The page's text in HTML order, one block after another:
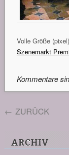
Volle Größe
Szenemarkt
Kommentare
← ZURÜCK
ARCHIV